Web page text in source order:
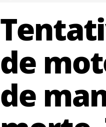
de
de